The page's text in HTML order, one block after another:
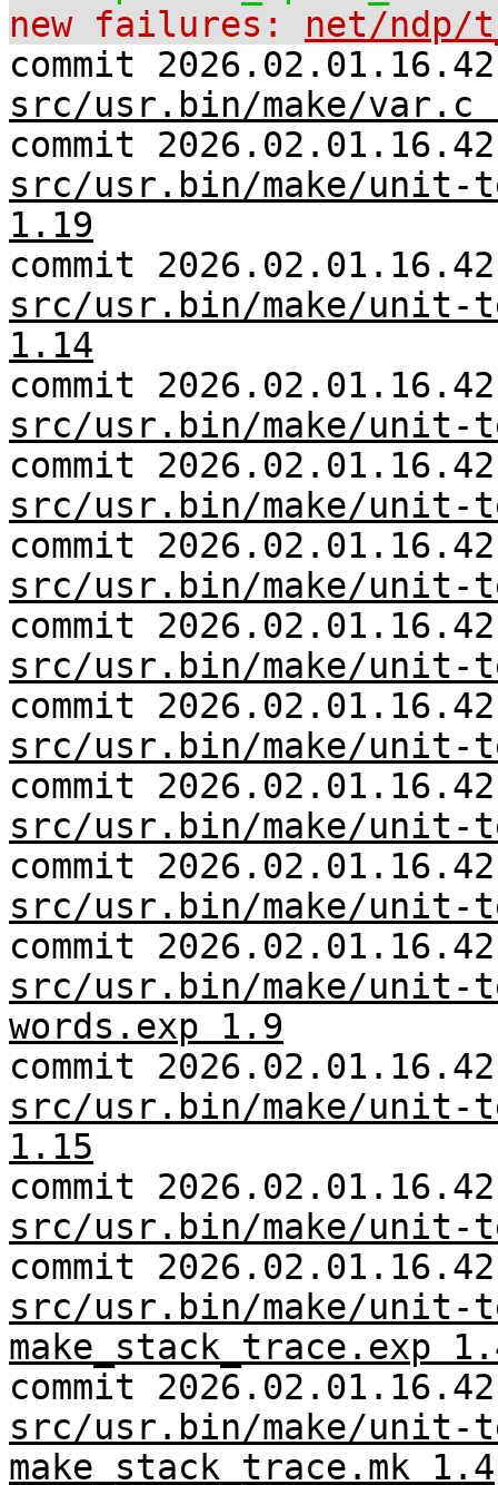
new failures: net/ndp/
commit
src/usr.bin/make/var.c
commit
src/usr.bin/make/unit-
1.19
commit
src/usr.bin/make/unit-
1.14
commit
src/usr.bin/make/unit-
commit
src/usr.bin/make/
commit
src/usr.bin/make/unit-
commit
src/usr.bin/make/unit-
commit
src/usr.bin/make/unit-
commit
src/usr.bin/make/unit-
commit
src/usr.bin/make/unit-
commit
src/usr.bin/make/unit-
words.exp 1.9
commit
src/usr.bin/make/unit-
1.15
commit
src/usr.bin/make/unit-
commit
src/usr.bin/make/unit-
make_stack_trace.exp
commit
src/usr.bin/make/unit-
make_stack_trace.mk 1.4